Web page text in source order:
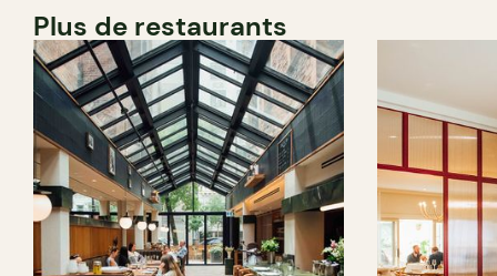
Plus de restaurants